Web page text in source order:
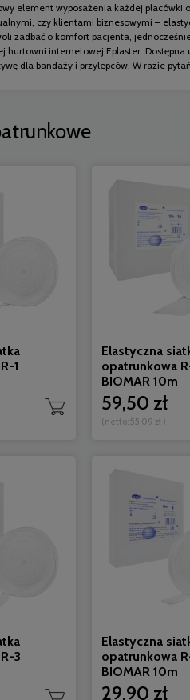
koszyka
element wyposażenia każdej
czy klientami biznesowymi –
zadbać o komfort pacjenta,
hurtowni internetowej Eplaster.
dla bandaży i przylepców. W razie
1
Elastyczna
opatrunkowa
BIOMAR 10m
59,50 zł
(netto: 55,09 zł )
3
Elastyczna
opatrunkowa
BIOMAR 10m
29,90 zł